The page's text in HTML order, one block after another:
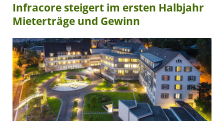
Infracore steigert im ersten Halbjahr
Mieterträge und Gewinn